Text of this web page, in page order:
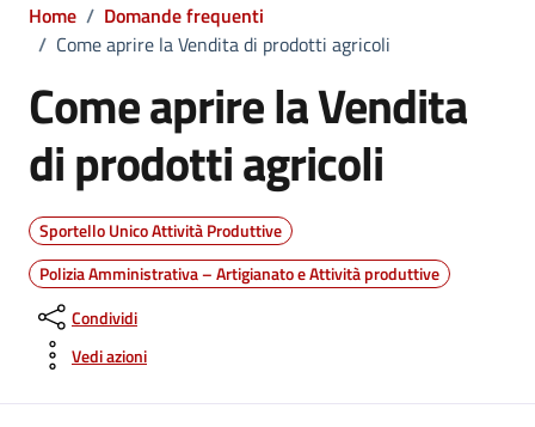
Home / Domande frequenti
/ Come aprire la Vendita di prodotti agricoli
Come aprire la Vendita
di prodotti agricoli
Sportello Unico Attività Produttive
Polizia Amministrativa – Artigianato e Attività produttive
Condividi
Vedi azioni